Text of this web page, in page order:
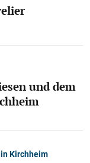
und dem
Kirchheim